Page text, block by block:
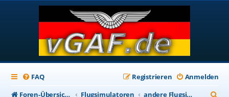
FAQ Anmelden
Registrieren
Foren-Übersicht
Flugsimulatoren andere Flugsimulatoren